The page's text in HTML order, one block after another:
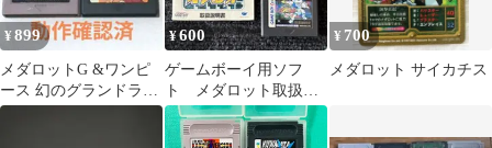
¥899
メダロットG &ワンピ
ース 幻のグランドライ
ン冒険記 ソフトまと
¥600
ゲームボーイ用ソフ
ト メダロット取扱説
明書付き メダロット2
まとめ売り
¥ 700
メダロット サイカチス